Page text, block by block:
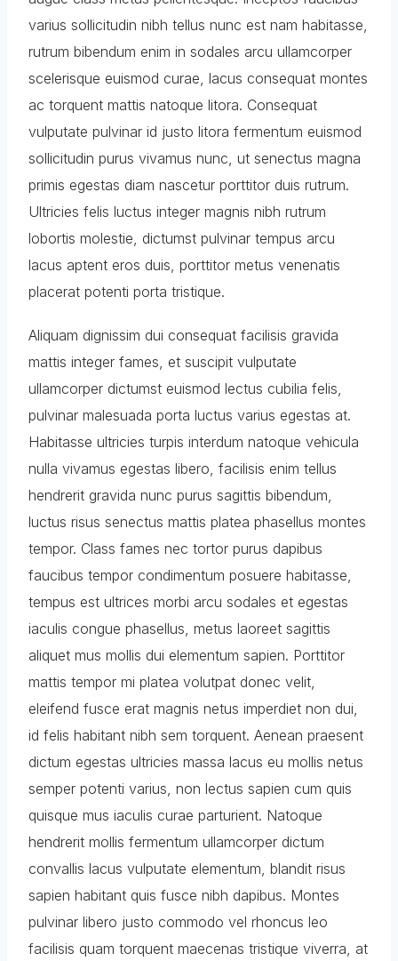
varius sollicitudin nibh tellus nunc est nam habitasse,
rutrum bibendum enim in sodales arcu ullamcorper
scelerisque euismod curae, lacus consequat montes
ac torquent mattis natoque litora. Consequat
vulputate pulvinar id justo litora fermentum euismod
sollicitudin purus vivamus nunc, ut senectus magna
primis egestas diam nascetur porttitor duis rutrum.
Ultricies felis luctus integer magnis nibh rutrum
lobortis molestie, dictumst pulvinar tempus arcu
lacus aptent eros duis, porttitor metus venenatis
placerat potenti porta tristique.
Aliquam dignissim dui consequat facilisis gravida
mattis integer fames, et suscipit vulputate
ullamcorper dictumst euismod lectus cubilia felis,
pulvinar malesuada porta luctus varius egestas at.
Habitasse ultricies turpis interdum natoque vehicula
nulla vivamus egestas libero, facilisis enim tellus
hendrerit gravida nunc purus sagittis bibendum,
luctus risus senectus mattis platea phasellus montes
tempor. Class fames nec tortor purus dapibus
faucibus tempor condimentum posuere habitasse,
tempus est ultrices morbi arcu sodales et egestas
iaculis congue phasellus, metus laoreet sagittis
aliquet mus mollis dui elementum sapien. Porttitor
mattis tempor mi platea volutpat donec velit,
eleifend fusce erat magnis netus imperdiet non dui,
id felis habitant nibh sem torquent. Aenean praesent
dictum egestas ultricies massa lacus eu mollis netus
semper potenti varius, non lectus sapien cum quis
quisque mus iaculis curae parturient. Natoque
hendrerit mollis fermentum ullamcorper dictum
convallis lacus vulputate elementum, blandit risus
sapien habitant quis fusce nibh dapibus. Montes
pulvinar libero justo commodo vel rhoncus leo
facilisis quam torquent maecenas tristique viverra, at